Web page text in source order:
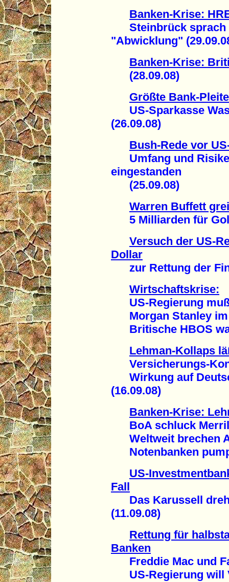
Banken-Krise:
Steinbrück sprach
"Abwicklung"
Banken-Krise:
(28.09.08)
Größte Bank-
US-Sparkasse
(26.09.08)
Bush-Rede vor
Umfang und
eingestanden
(25.09.08)
Warren Buffett
5 Milliarden für
Versuch der US-
Dollar
zur Rettung der
Wirtschaftskrise:
US-Regierung
Morgan Stanley im
Britische HBOS
Lehman-Kollaps
Versicherungs-
Wirkung auf
(16.09.08)
Banken-Krise:
BoA schluck
Weltweit brechen
Notenbanken
US-
Fall
Das Karussell
(11.09.08)
Rettung für
Banken
Freddie Mac und
US-Regierung will